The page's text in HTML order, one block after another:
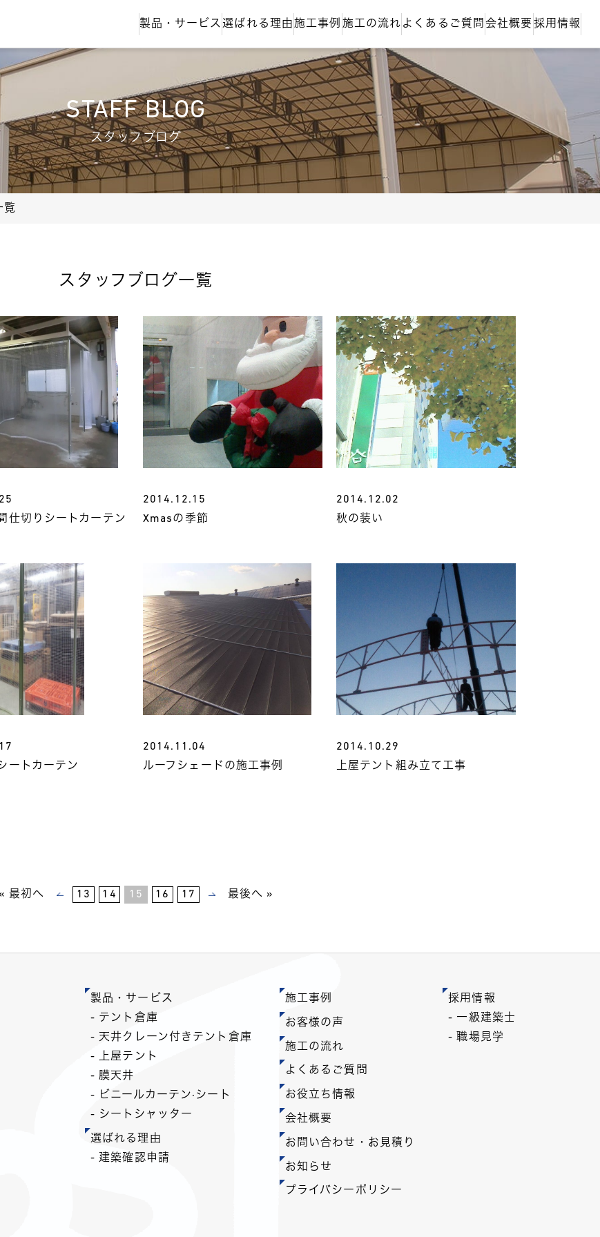
製品・サービス 選ばれる理由施工事例 施工の流れ よくあるご質問 会社概要 採用情報
STAFF BLOG
スタッフブログ
覧
スタッフブログ一覧
仕切りシートカーテン
2014.12.15
Xmasの季節
2014.12.02
秋の装い
ートカーテン
2014.11.04
ルーフシェードの施工事例
2014.10.29
上屋テント組み立て工事
« 最初へ 13 14 15 16 17 最後へ »
製品・サービス
- テント倉庫
- 天井クレーン付きテント倉庫
- 上屋テント
- 膜天井
- ビニールカーテン·シート
- シートシャッター
選ばれる理由
- 建築確認申請
施工事例
お客様の声
施工の流れ
よくあるご質問
お役立ち情報
会社概要
お問い合わせ・お見積り
お知らせ
プライバシーポリシー
採用情報
- 一級建築士
- 職場見学